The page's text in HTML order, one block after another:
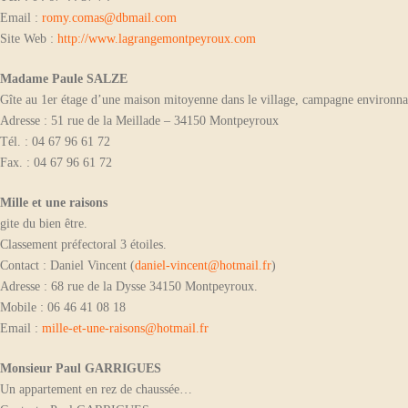
Email : romy.comas@dbmail.com
Site Web : http://www.lagrangemontpeyroux.com
Madame Paule SALZE
Gîte au 1er étage d’une maison mitoyenne dans le village, campagne
Adresse : 51 rue de la Meillade – 34150 Montpeyroux
Tél. : 04 67 96 61 72
Fax. : 04 67 96 61 72
Mille et une raisons
gite du bien être.
Classement préfectoral 3 étoiles.
Contact : Daniel Vincent (daniel-vincent@hotmail.fr)
Adresse : 68 rue de la Dysse 34150 Montpeyroux.
Mobile : 06 46 41 08 18
Email : mille-et-une-raisons@hotmail.fr
Monsieur Paul GARRIGUES
Un appartement en rez de chaussée…